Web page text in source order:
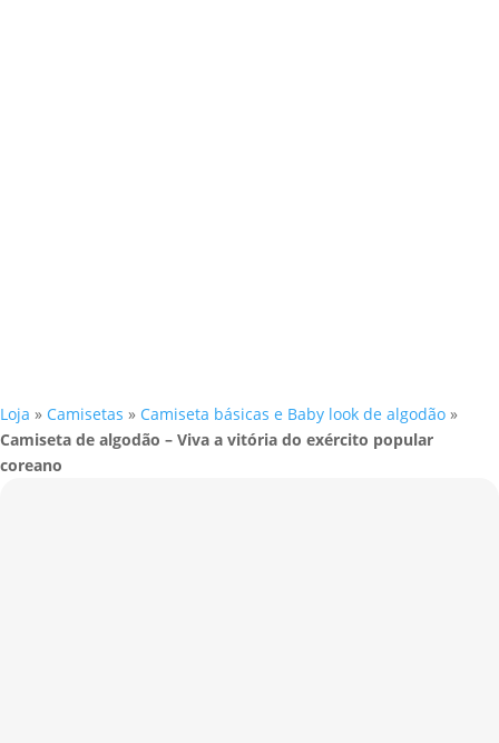
Loja » Camisetas » Camiseta básicas e Baby look de algodão »
Camiseta de algodão – Viva a vitória do exército popular
coreano